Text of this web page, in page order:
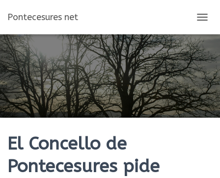
Pontecesures net
A
M
B
I
A
R
M
O
D
O
El Concello de
Pontecesures pide